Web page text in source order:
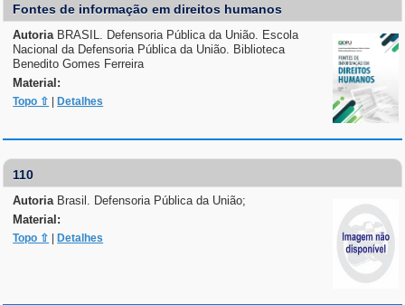
Fontes de informação em direitos humanos
Autoria BRASIL. Defensoria Pública da União. Escola
Nacional da Defensoria Pública da União. Biblioteca
Benedito Gomes Ferreira
Material:
Topo ⇧ Detalhes
110
Autoria Brasil. Defensoria Pública da União;
Material:
Topo ⇧ Detalhes